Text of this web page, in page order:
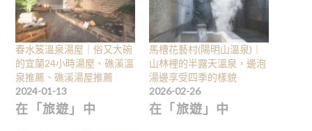
春水笈溫泉湯屋｜俗又大碗
的宜蘭24小時湯屋、礁溪溫
泉推薦、礁溪湯屋推薦
2024-01-13
在「旅遊」中
馬槽花藝村(陽明山溫泉)｜
山林裡的半露天溫泉，邊泡
湯邊享受四季的樣貌
2026-02-26
在「旅遊」中